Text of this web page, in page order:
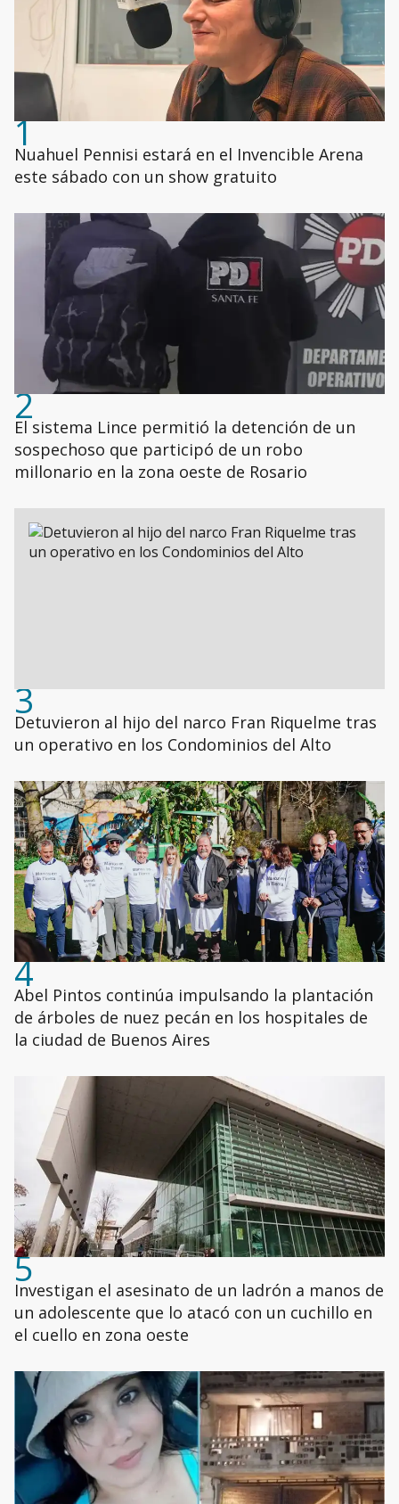
1
Nuahuel Pennisi estará en el Invencible Arena
este sábado con un show gratuito
2
El sistema Lince permitió la detención de un
sospechoso que participó de un robo
millonario en la zona oeste de Rosario
3
Detuvieron al hijo del narco Fran Riquelme tras
un operativo en los Condominios del Alto
4
Abel Pintos continúa impulsando la plantación
de árboles de nuez pecán en los hospitales de
la ciudad de Buenos Aires
5
Investigan el asesinato de un ladrón a manos de
un adolescente que lo atacó con un cuchillo en
el cuello en zona oeste